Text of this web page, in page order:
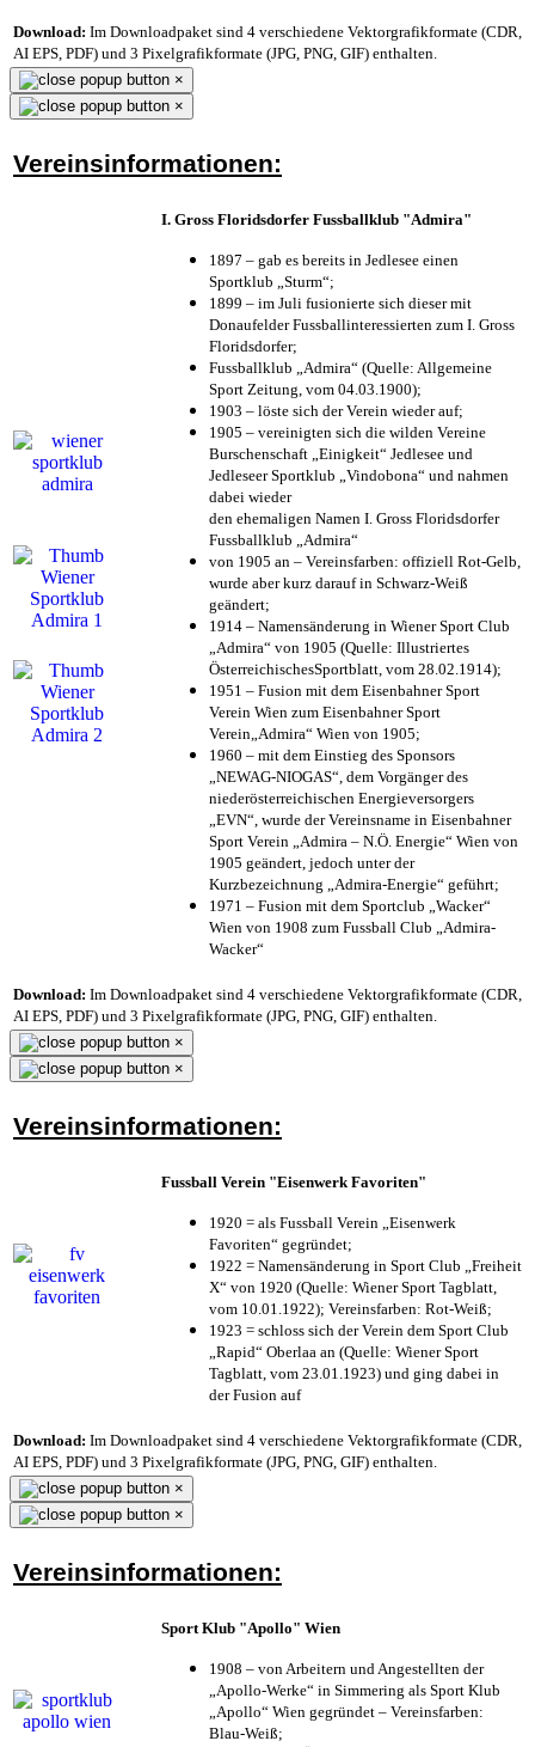
Download: Im Downloadpaket sind 4 verschiedene Vektorgrafikformate (CDR,
AI EPS, PDF) und 3 Pixelgrafikformate (JPG, PNG, GIF) enthalten.
×
×
Vereinsinformationen:
I. Gross Floridsdorfer Fussballklub "Admira"
1897 – gab es bereits in Jedlesee einen
Sportklub „Sturm“;
1899 – im Juli fusionierte sich dieser mit
Donaufelder Fussballinteressierten zum I. Gross
Floridsdorfer;
Fussballklub „Admira“ (Quelle: Allgemeine
Sport Zeitung, vom 04.03.1900);
1903 – löste sich der Verein wieder auf;
1905 – vereinigten sich die wilden Vereine
Burschenschaft „Einigkeit“ Jedlesee und
Jedleseer Sportklub „Vindobona“ und nahmen
dabei wieder
den ehemaligen Namen I. Gross Floridsdorfer
Fussballklub „Admira“
von 1905 an – Vereinsfarben: offiziell Rot-Gelb,
wurde aber kurz darauf in Schwarz-Weiß
geändert;
1914 – Namensänderung in Wiener Sport Club
„Admira“ von 1905 (Quelle: Illustriertes
ÖsterreichischesSportblatt, vom 28.02.1914);
1951 – Fusion mit dem Eisenbahner Sport
Verein Wien zum Eisenbahner Sport
Verein„Admira“ Wien von 1905;
1960 – mit dem Einstieg des Sponsors
„NEWAG-NIOGAS“, dem Vorgänger des
niederösterreichischen Energieversorgers
„EVN“, wurde der Vereinsname in Eisenbahner
Sport Verein „Admira – N.Ö. Energie“ Wien von
1905 geändert, jedoch unter der
Kurzbezeichnung „Admira-Energie“ geführt;
1971 – Fusion mit dem Sportclub „Wacker“
Wien von 1908 zum Fussball Club „Admira-
Wacker“
Download: Im Downloadpaket sind 4 verschiedene Vektorgrafikformate (CDR,
AI EPS, PDF) und 3 Pixelgrafikformate (JPG, PNG, GIF) enthalten.
×
×
Vereinsinformationen:
Fussball Verein "Eisenwerk Favoriten"
1920 = als Fussball Verein „Eisenwerk
Favoriten“ gegründet;
1922 = Namensänderung in Sport Club „Freiheit
X“ von 1920 (Quelle: Wiener Sport Tagblatt,
vom 10.01.1922); Vereinsfarben: Rot-Weiß;
1923 = schloss sich der Verein dem Sport Club
„Rapid“ Oberlaa an (Quelle: Wiener Sport
Tagblatt, vom 23.01.1923) und ging dabei in
der Fusion auf
Download: Im Downloadpaket sind 4 verschiedene Vektorgrafikformate (CDR,
AI EPS, PDF) und 3 Pixelgrafikformate (JPG, PNG, GIF) enthalten.
×
×
Vereinsinformationen:
Sport Klub "Apollo" Wien
1908 – von Arbeitern und Angestellten der
„Apollo-Werke“ in Simmering als Sport Klub
„Apollo“ Wien gegründet – Vereinsfarben:
Blau-Weiß;